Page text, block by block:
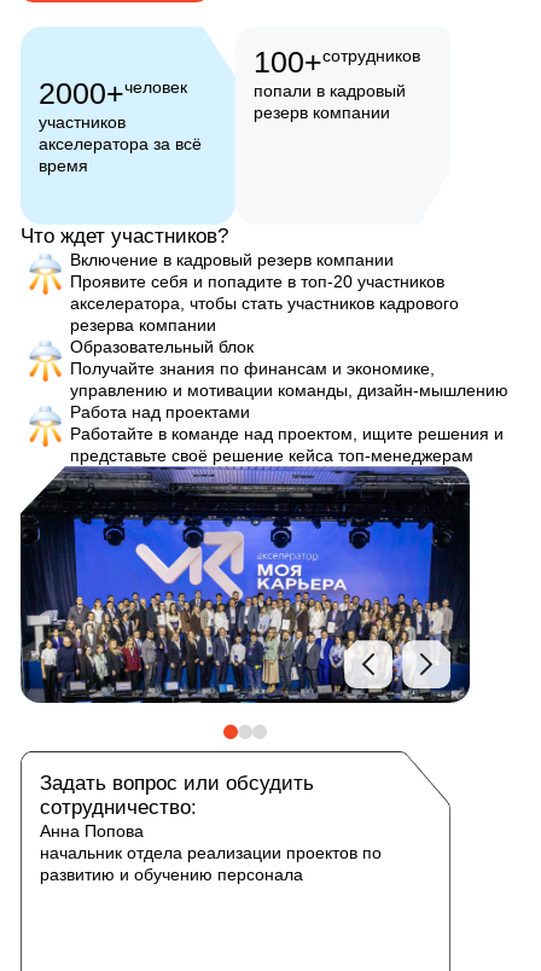
2000+человек
участников
акселератора за всё
время
100+сотрудников
попали в кадровый
резерв компании
Что ждет участников?
Включение в кадровый резерв компании
Проявите себя и попадите в топ-20 участников
акселератора, чтобы стать участников кадрового
резерва компании
Образовательный блок
Получайте знания по финансам и экономике,
управлению и мотивации команды, дизайн-мышлению
Работа над проектами
Работайте в команде над проектом, ищите решения и
представьте своё решение кейса топ-менеджерам
Задать вопрос или обсудить
сотрудничество:
Анна Попова
начальник отдела реализации проектов по
развитию и обучению персонала